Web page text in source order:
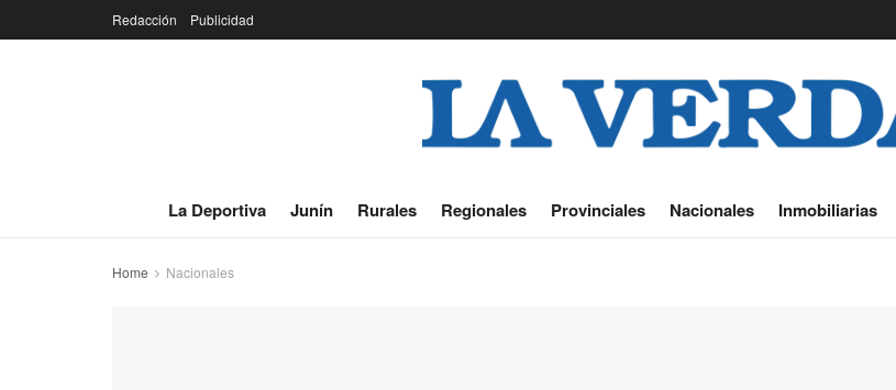
Redacción Publicidad
La Deportiva Junín Rurales Regionales Provinciales Nacionales Inmobiliarias
Home Nacionales